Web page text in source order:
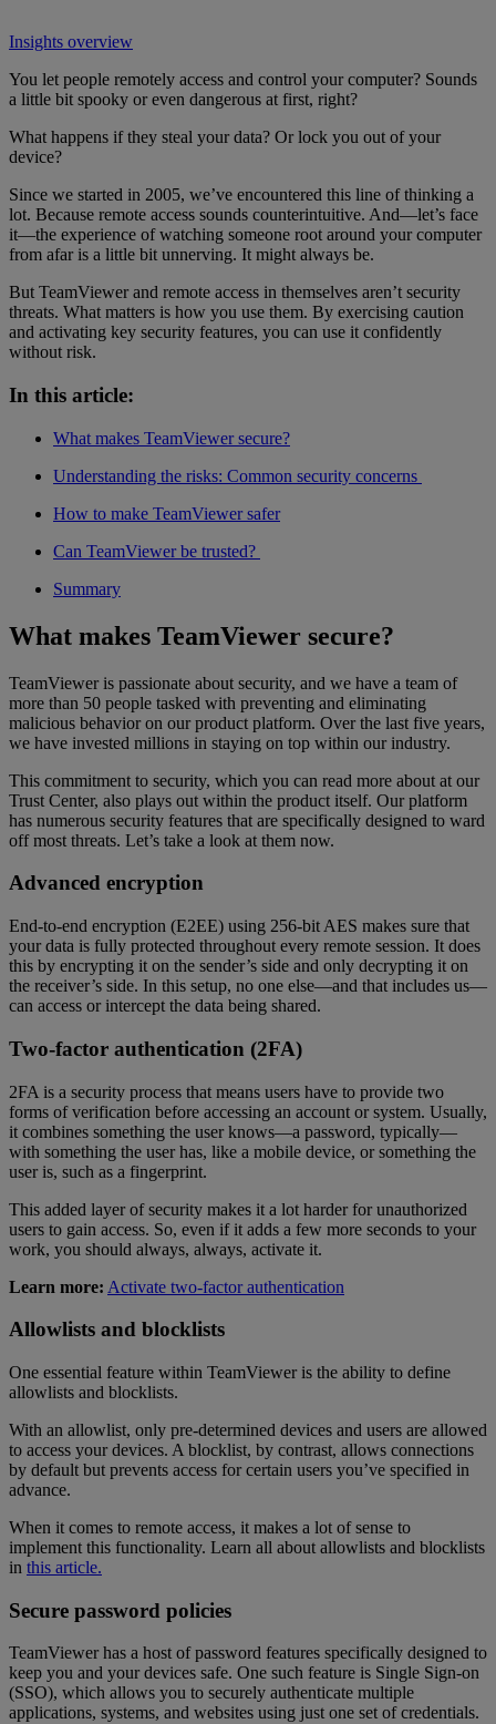
Insights overview
You let people remotely access and control your computer? Sounds
a little bit spooky or even dangerous at first, right?
What happens if they steal your data? Or lock you out of your
device?
Since we started in 2005, we’ve encountered this line of thinking a
lot. Because remote access sounds counterintuitive. And—let’s face
it—the experience of watching someone root around your computer
from afar is a little bit unnerving. It might always be.
But TeamViewer and remote access in themselves aren’t security
threats. What matters is how you use them. By exercising caution
and activating key security features, you can use it confidently
without risk.
In this article:
What makes TeamViewer secure?
Understanding the risks: Common security concerns
How to make TeamViewer safer
Can TeamViewer be trusted?
Summary
What makes TeamViewer secure?
TeamViewer is passionate about security, and we have a team of
more than 50 people tasked with preventing and eliminating
malicious behavior on our product platform. Over the last five years,
we have invested millions in staying on top within our industry.
This commitment to security, which you can read more about at our
Trust Center, also plays out within the product itself. Our platform
has numerous security features that are specifically designed to ward
off most threats. Let’s take a look at them now.
Advanced encryption
End-to-end encryption (E2EE) using 256-bit AES makes sure that
your data is fully protected throughout every remote session. It does
this by encrypting it on the sender’s side and only decrypting it on
the receiver’s side. In this setup, no one else—and that includes us—
can access or intercept the data being shared.
Two-factor authentication (2FA)
2FA is a security process that means users have to provide two
forms of verification before accessing an account or system. Usually,
it combines something the user knows—a password, typically—
with something the user has, like a mobile device, or something the
user is, such as a fingerprint.
This added layer of security makes it a lot harder for unauthorized
users to gain access. So, even if it adds a few more seconds to your
work, you should always, always, activate it.
Learn more: Activate two-factor authentication
Allowlists and blocklists
One essential feature within TeamViewer is the ability to define
allowlists and blocklists.
With an allowlist, only pre-determined devices and users are allowed
to access your devices. A blocklist, by contrast, allows connections
by default but prevents access for certain users you’ve specified in
advance.
When it comes to remote access, it makes a lot of sense to
implement this functionality. Learn all about allowlists and blocklists
in this article.
Secure password policies
TeamViewer has a host of password features specifically designed to
keep you and your devices safe. One such feature is Single Sign-on
(SSO), which allows you to securely authenticate multiple
applications, systems, and websites using just one set of credentials.